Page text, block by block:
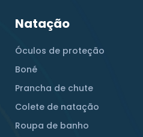
Natação
Óculos de proteção
Boné
Prancha de chute
Colete de natação
Roupa de banho